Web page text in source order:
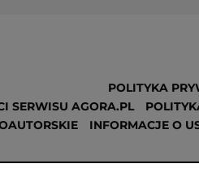
POLITYKA
SERWISU AGORA.PL
INFORMACJE O